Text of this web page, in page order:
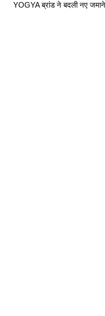
YOGYA ब्रांड ने बदली नए जमाने